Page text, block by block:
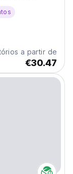
momento da
15% pago ao
a partir de
€30.47